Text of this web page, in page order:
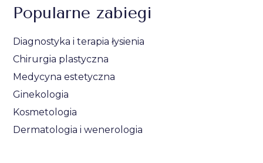
Popularne zabiegi
Diagnostyka i terapia łysienia
Chirurgia plastyczna
Medycyna estetyczna
Ginekologia
Kosmetologia
Dermatologia i wenerologia